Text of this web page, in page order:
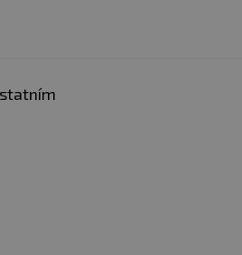
to znamená,
minerálu,